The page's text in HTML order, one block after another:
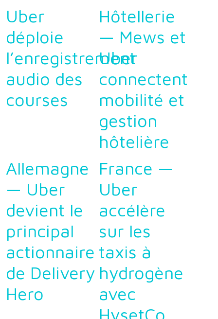
Uber
déploie
l’enregistrement
audio des
courses
Hôtellerie
— Mews et
Uber
connectent
mobilité et
gestion
hôtelière
Allemagne
— Uber
devient le
principal
actionnaire
de Delivery
Hero
France —
Uber
accélère
sur les
taxis à
hydrogène
avec
HysetCo